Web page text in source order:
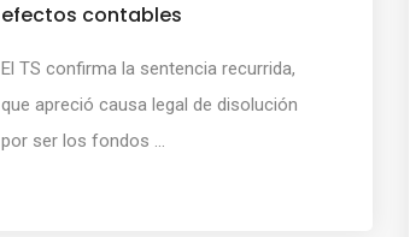
efectos contables
El TS confirma la sentencia recurrida,
que apreció causa legal de disolución
por ser los fondos ...